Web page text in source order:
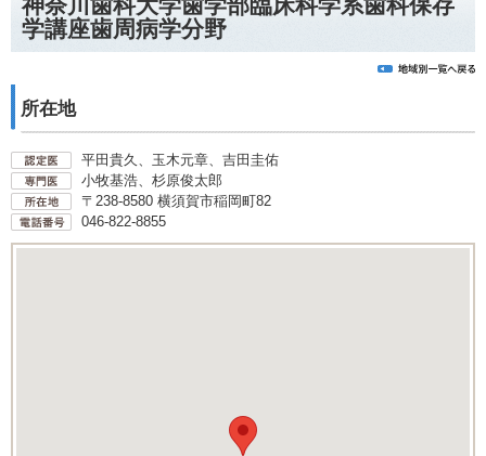
学講座歯周病学分野
所在地
平田貴久、玉木元章、吉田圭佑
小牧基浩、杉原俊太郎
〒238-8580 横須賀市稲岡町82
046-822-8855